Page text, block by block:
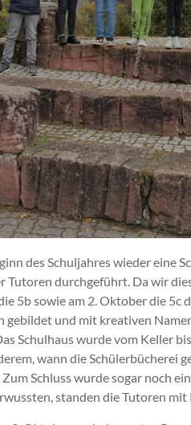
des Schuljahres wieder eine
durchgeführt. Da wir
5b sowie am 2. Oktober die 5c
gebildet und mit kreativen
Schulhaus wurde vom Keller
wann die Schülerbücherei
Schluss wurde sogar noch
standen die Tutoren mit